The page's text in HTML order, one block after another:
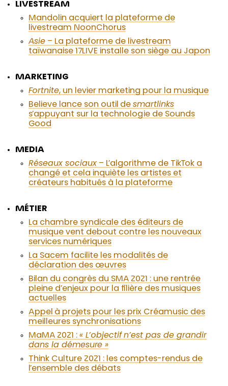
LIVESTREAM
Mandolin acquiert la plateforme de
livestream NoonChorus
Asie – La plateforme de livestream
taïwanaise 17LIVE installe son siège au Japon
MARKETING
Fortnite, un levier marketing pour la musique
Believe lance son outil de smartlinks
s’appuyant sur la technologie de Sounds
Good
MEDIA
Réseaux sociaux – L’algorithme de TikTok a
changé et cela inquiète les artistes et
créateurs habitués à la plateforme
MÉTIER
La chambre syndicale des éditeurs de
musique vent debout contre les nouveaux
services numériques
La Sacem facilite les modalités de
déclaration des œuvres
Bilan du congrès du SMA 2021 : une rentrée
pleine d’enjeux pour la filière des musiques
actuelles
Appel à projets pour les prix Créamusic des
meilleures synchronisations
MaMA 2021 : « L’objectif n’est pas de grandir
dans la démesure »
Think Culture 2021 : les comptes-rendus de
l’ensemble des débats